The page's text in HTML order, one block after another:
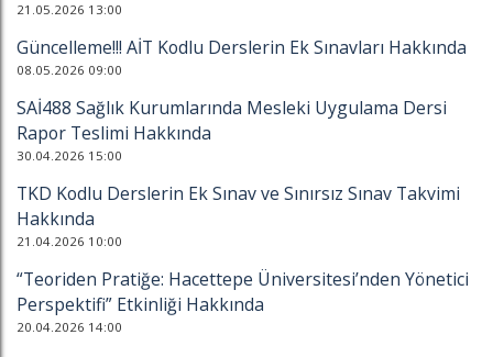
21.05.2026 13:00
Güncelleme!!! AİT Kodlu Derslerin Ek Sınavları Hakkında
08.05.2026 09:00
SAİ488 Sağlık Kurumlarında Mesleki Uygulama Dersi
Rapor Teslimi Hakkında
30.04.2026 15:00
TKD Kodlu Derslerin Ek Sınav ve Sınırsız Sınav Takvimi
Hakkında
21.04.2026 10:00
“Teoriden Pratiğe: Hacettepe Üniversitesi’nden Yönetici
Perspektifi” Etkinliği Hakkında
20.04.2026 14:00